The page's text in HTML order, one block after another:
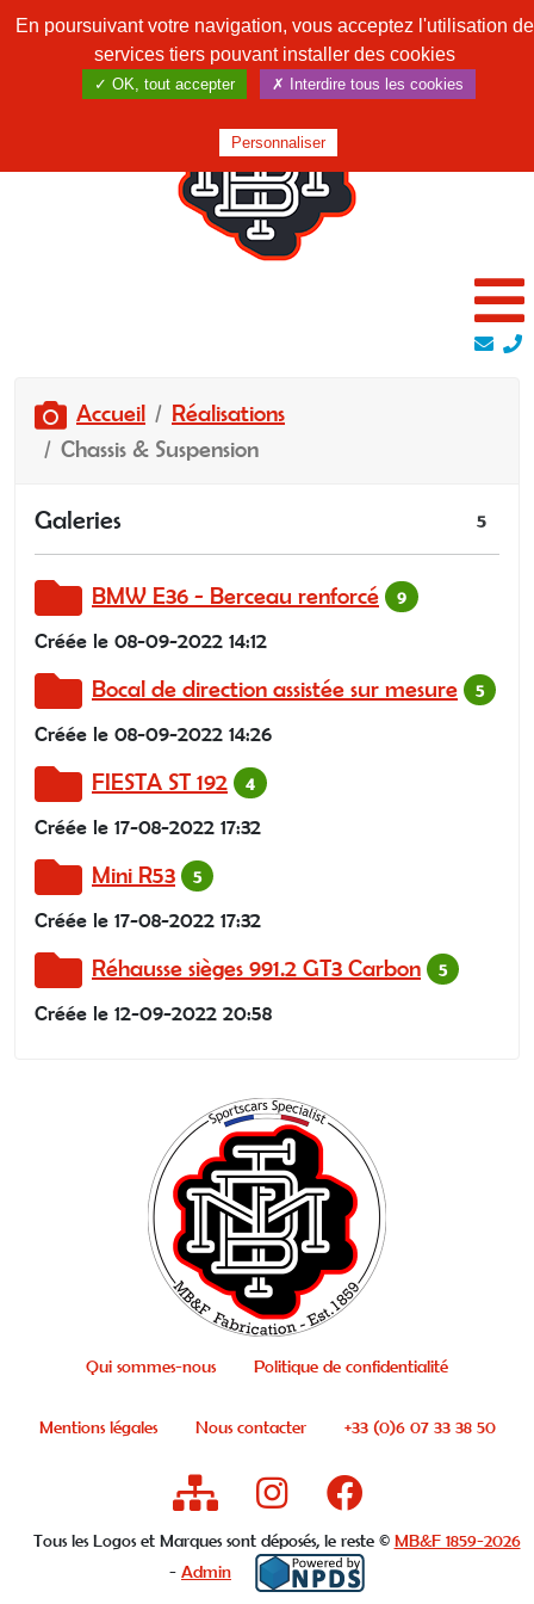
Accueil
Réalisations
Chassis & Suspension
Galeries 5
BMW E36 - Berceau renforcé 9
Créée le 08-09-2022 14:12
Bocal de direction assistée sur mesure 5
Créée le 08-09-2022 14:26
FIESTA ST 192 4
Créée le 17-08-2022 17:32
Mini R53 5
Créée le 17-08-2022 17:32
Réhausse sièges 991.2 GT3 Carbon 5
Créée le 12-09-2022 20:58
Qui sommes-nous Politique de confidentialité
Mentions légales Nous contacter +33 (0)6 07 33 38 50
Tous les Logos et Marques sont déposés, le reste © MB&F 1859-2026
- Admin
En poursuivant votre navigation, vous acceptez l'utilisation de
services tiers pouvant installer des cookies
✓ OK, tout accepter ✗ Interdire tous les cookies
Personnaliser